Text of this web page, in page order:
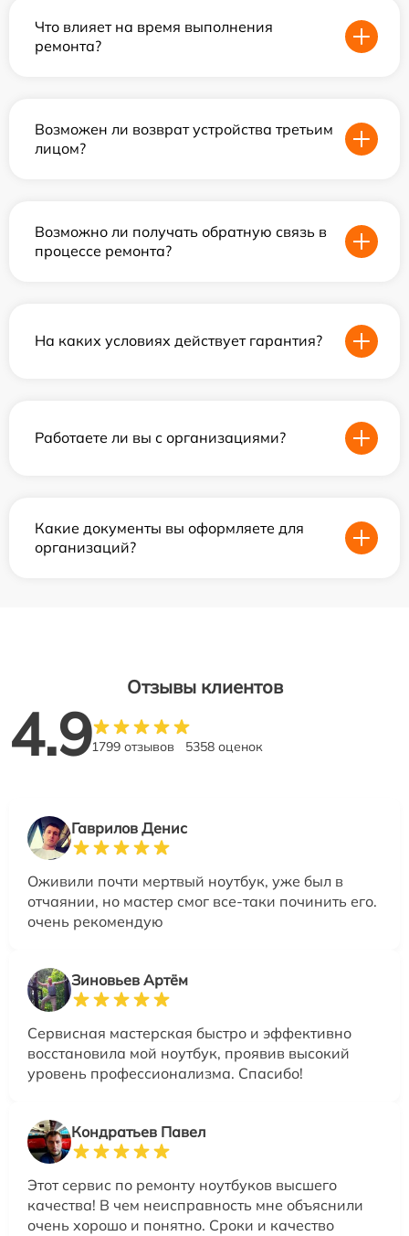
Что влияет на время выполнения
ремонта?
Возможен ли возврат устройства третьим
лицом?
Возможно ли получать обратную связь в
процессе ремонта?
На каких условиях действует гарантия?
Работаете ли вы с организациями?
Какие документы вы оформляете для
организаций?
Отзывы клиентов
4.91799 отзывов 5358 оценок
Гаврилов Денис
Оживили почти мертвый ноутбук, уже был в
отчаянии, но мастер смог все-таки починить его.
очень рекомендую
Зиновьев Артём
Сервисная мастерская быстро и эффективно
восстановила мой ноутбук, проявив высокий
уровень профессионализма. Спасибо!
Кондратьев Павел
Этот сервис по ремонту ноутбуков высшего
качества! В чем неисправность мне объяснили
очень хорошо и понятно. Сроки и качество